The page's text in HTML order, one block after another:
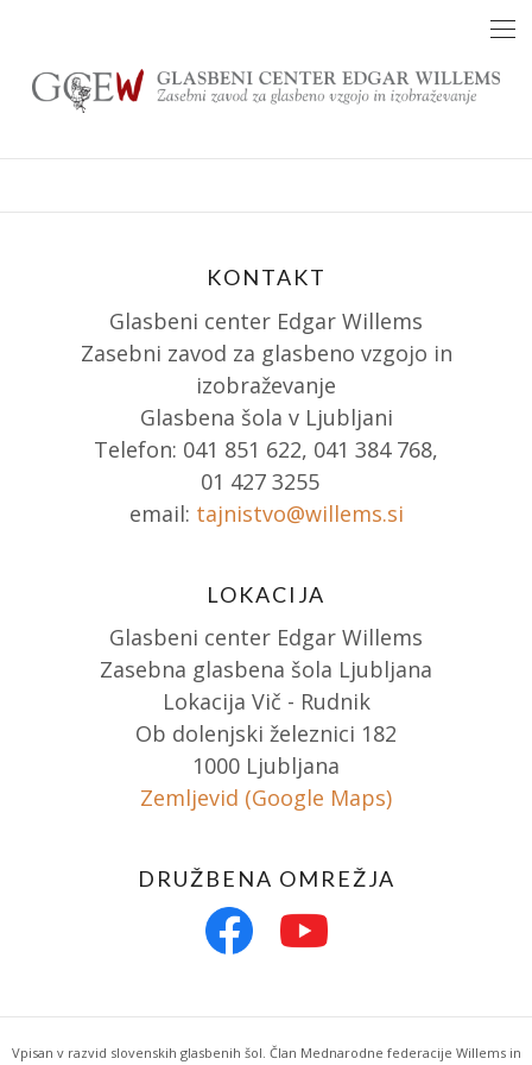
content
KONTAKT
Glasbeni center Edgar Willems
Zasebni zavod za glasbeno vzgojo in
izobraževanje
Glasbena šola v Ljubljani
Telefon: 041 851 622, 041 384 768,
01 427 3255
email: tajnistvo@willems.si
LOKACIJA
Glasbeni center Edgar Willems
Zasebna glasbena šola Ljubljana
Lokacija Vič - Rudnik
Ob dolenjski železnici 182
1000 Ljubljana
Zemljevid (Google Maps)
DRUŽBENA OMREŽJA
Vpisan v razvid slovenskih glasbenih šol. Član Mednarodne federacije Willems in